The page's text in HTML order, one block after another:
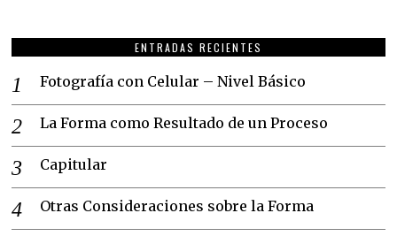
ENTRADAS RECIENTES
Fotografía con Celular – Nivel Básico
La Forma como Resultado de un Proceso
Capitular
Otras Consideraciones sobre la Forma